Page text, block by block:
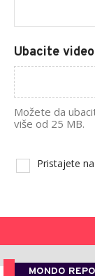
Ubacite
Možete da
više od 25 MB.
Pristajete na
MONDO